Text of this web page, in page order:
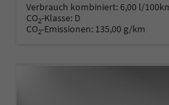
Verbrauch kombiniert:6,00 l/
CO2-Klasse: D
CO2-Emissionen: 135,00 g/km